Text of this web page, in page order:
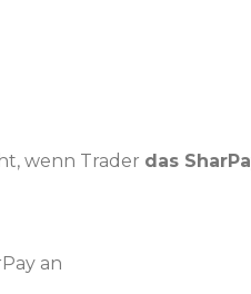
wenn Trader das
an